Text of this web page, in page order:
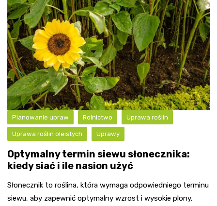
Planowanie upraw Rolnictwo Uprawa roślin
Uprawa roślin oleistych Uprawy
Optymalny termin siewu słonecznika:
kiedy siać i ile nasion użyć
Słonecznik to roślina, która wymaga odpowiedniego terminu
siewu, aby zapewnić optymalny wzrost i wysokie plony.